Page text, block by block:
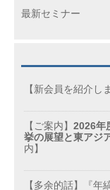
最新セミナー
【新会員を紹介し
【ご案内】 2026年
挙の展望と東アジ
内】
【多余的話】『年縞